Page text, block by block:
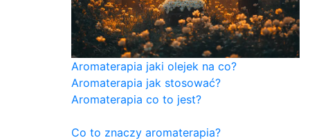
Aromaterapia jaki olejek na co?
Aromaterapia jak stosować?
Aromaterapia co to jest?
Co to znaczy aromaterapia?